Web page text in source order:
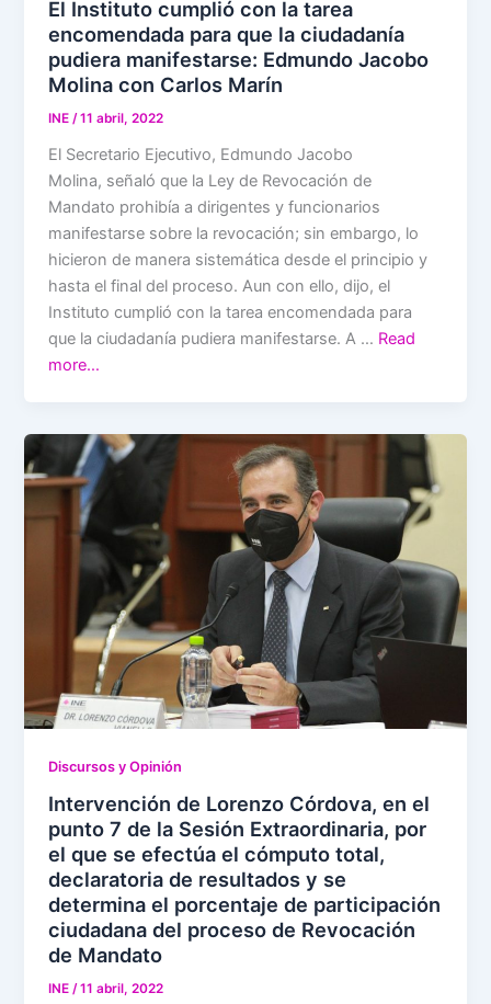
El Instituto cumplió con la tarea
encomendada para que la ciudadanía
pudiera manifestarse: Edmundo Jacobo
Molina con Carlos Marín
INE/11 abril, 2022
El Secretario Ejecutivo, Edmundo Jacobo
Molina, señaló que la Ley de Revocación de
Mandato prohibía a dirigentes y funcionarios
manifestarse sobre la revocación; sin embargo, lo
hicieron de manera sistemática desde el principio y
hasta el final del proceso. Aun con ello, dijo, el
Instituto cumplió con la tarea encomendada para
que la ciudadanía pudiera manifestarse. A … Read
more…
Discursos y Opinión
Intervención de Lorenzo Córdova, en el
punto 7 de la Sesión Extraordinaria, por
el que se efectúa el cómputo total,
declaratoria de resultados y se
determina el porcentaje de participación
ciudadana del proceso de Revocación
de Mandato
INE/11 abril, 2022